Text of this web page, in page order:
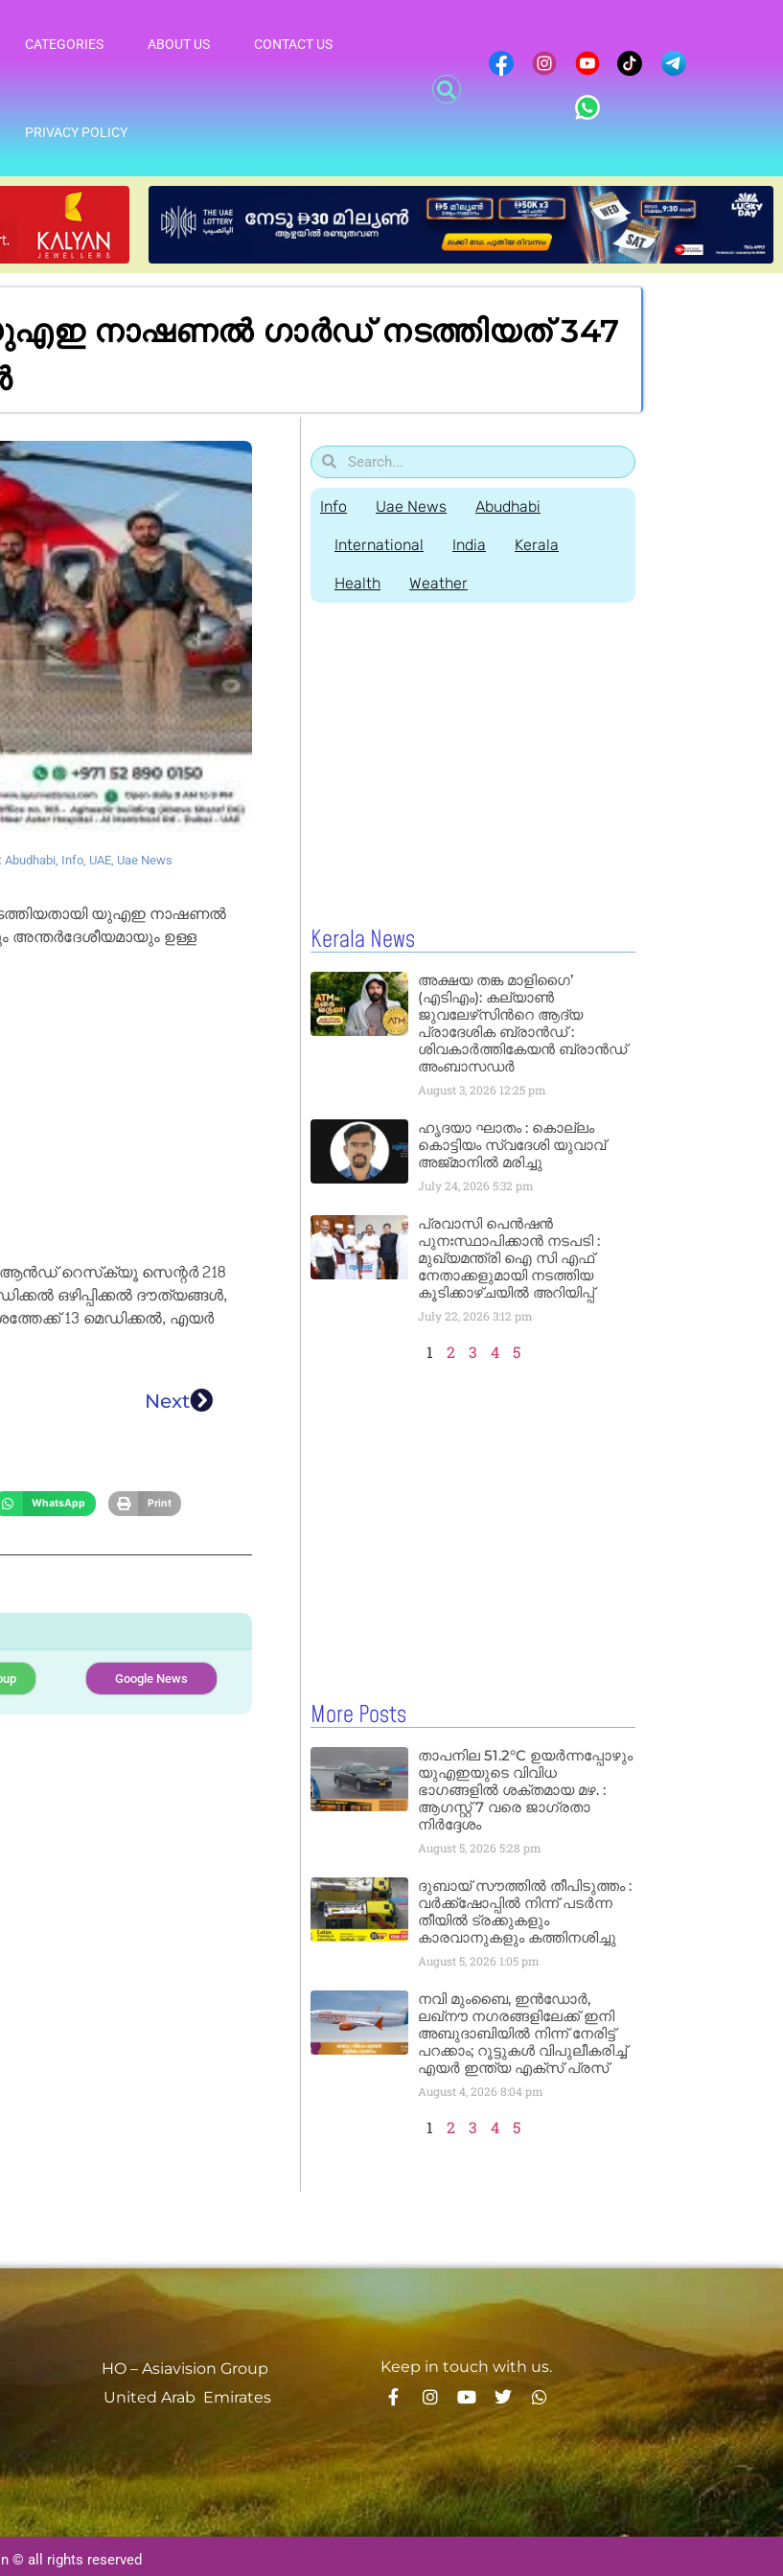
CATEGORIES ABOUT US CONTACT US
PRIVACY POLICY
നാഷണൽ ഗാർഡ് നടത്തിയത് 347
Abudhabi Info UAE Uae News
നടത്തിയതായി യുഎഇ നാഷണൽ
അന്തർദേശീയമായും ഉള്ള
ആൻഡ് റെസ്‌ക്യൂ സെന്റർ 218
ഒഴിപ്പിക്കൽ ദൗത്യങ്ങൾ,
13 മെഡിക്കൽ, എയർ
Next
WhatsApp Print
Google News
Info Uae News Abudhabi
International India Kerala
Health Weather
Kerala News
അക്ഷയ തങ്ക മാളിഗൈ’
(എടിഎം): കല്യാണ്‍
ജുവലേഴ്‌സിന്‍റെ ആദ്യ
പ്രാദേശിക ബ്രാന്‍ഡ് :
ശിവകാര്‍ത്തികേയന്‍ ബ്രാന്‍ഡ്
അംബാസഡര്‍
August 3, 2026 12:25 pm
ഹൃദയാ ഘാതം : കൊല്ലം
കൊട്ടിയം സ്വദേശി യുവാവ്
അജ്മാനിൽ മരിച്ചു
July 24, 2026 5:32 pm
പ്രവാസി പെൻഷൻ
പുനഃസ്ഥാപിക്കാൻ നടപടി :
മുഖ്യമന്ത്രി ഐ സി എഫ്
നേതാക്കളുമായി നടത്തിയ
കൂടിക്കാഴ്ചയിൽ അറിയിപ്പ്
July 22, 2026 3:12 pm
1 2 3 4 5
More Posts
താപനില 51.2°C ഉയർന്നപ്പോഴും
യുഎഇയുടെ വിവിധ
ഭാഗങ്ങളിൽ ശക്തമായ മഴ. :
ആഗസ്റ്റ് 7 വരെ ജാഗ്രതാ
നിർദ്ദേശം
August 5, 2026 5:28 pm
ദുബായ് സൗത്തിൽ തീപിടുത്തം :
വർക്ക്‌ഷോപ്പിൽ നിന്ന് പടർന്ന
തീയിൽ ട്രക്കുകളും
കാരവാനുകളും കത്തിനശിച്ചു
August 5, 2026 1:05 pm
നവി മുംബൈ, ഇൻഡോർ,
ലഖ്നൗ നഗരങ്ങളിലേക്ക് ഇനി
അബുദാബിയിൽ നിന്ന് നേരിട്ട്
പറക്കാം; റൂട്ടുകൾ വിപുലീകരിച്ച്
എയർ ഇന്ത്യ എക്സ് പ്രസ്
August 4, 2026 8:04 pm
1 2 3 4 5
HO – Asiavision Group
United Arab Emirates
Keep in touch with us.
© all rights reserved